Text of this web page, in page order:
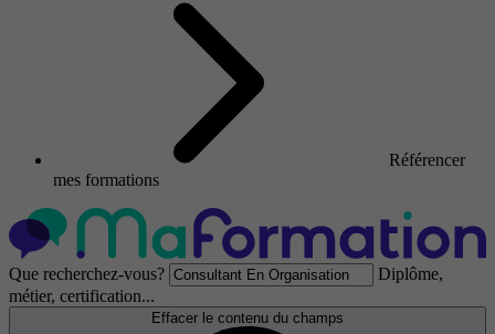
Référencer
mes formations
Que recherchez-vous?
Diplôme,
métier, certification...
Effacer le contenu du champs